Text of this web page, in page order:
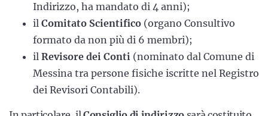
Indirizzo, ha mandato di 4 anni);
il Comitato Scientifico (organo Consultivo
formato da non più di 6 membri);
il Revisore dei Conti (nominato dal Comune di
Messina tra persone fisiche iscritte nel Registro
dei Revisori Contabili).